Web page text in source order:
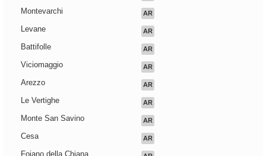
Montevarchi AR
Levane AR
Battifolle AR
Viciomaggio AR
Arezzo AR
Le Vertighe AR
Monte San Savino AR
Cesa AR
Foiano della Chiana